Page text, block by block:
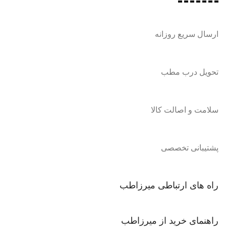
ارسال سریع روزانه
تحویل درب مطب
سلامت و اصالت کالا
پشتیبانی تخصصی
راه های ارتباطی میرزاطب
راهنمای خرید از میرزاطب